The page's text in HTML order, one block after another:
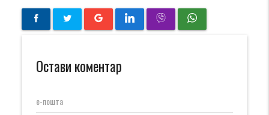
Остави коментар
е-пошта